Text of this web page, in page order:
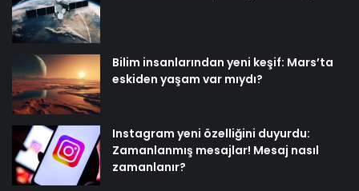
Bilim insanlarından yeni keşif: Mars’ta
eskiden yaşam var mıydı?
Instagram yeni özelliğini duyurdu:
Zamanlanmış mesajlar! Mesaj nasıl
zamanlanır?